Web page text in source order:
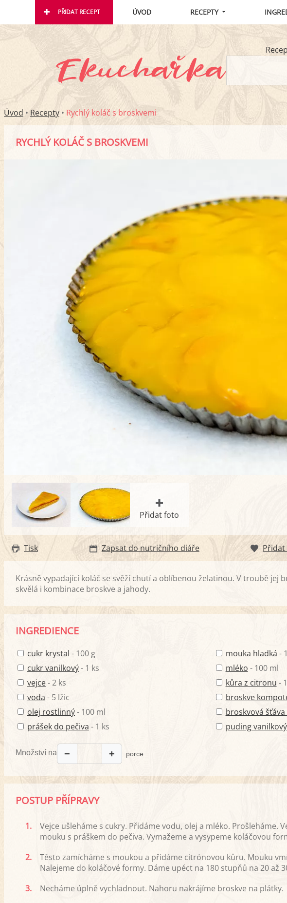
PŘIDAT RECEPT ÚVOD RECEPTY
Úvod • Recepty • Rychlý koláč s broskvemi
RYCHLÝ KOLÁČ S BROSKVEMI
Přidat foto
Tisk Zapsat do nutričního diáře Přidat
Krásně vypadající koláč se svěží chutí a oblíbenou želatinou. V troubě jej
skvělá i kombinace broskve a jahody.
INGREDIENCE
cukr krystal - 100 g
cukr vanilkový- 1 ks
vejce- 2 ks
voda - 5 lžic
olej rostlinný- 100 ml
prášek do pečiva - 1 ks
mouka hladká -
mléko - 100 ml
kůra z citronu -
broskve
broskvová
puding vanilkový
Množství na − + porce
POSTUP PŘÍPRAVY
1.
Vejce ušleháme s cukry. Přidáme vodu, olej a mléko. Prošleháme.
mouku s práškem do pečiva. Vymažeme a vysypeme koláčovou
2.
Těsto zamícháme s moukou a přidáme citrónovou kůru. Mouku
Nalejeme do koláčové formy. Dáme upéct na 180 stupňů na 20 až
3.
Necháme úplně vychladnout. Nahoru nakrájíme broskve na plátky.